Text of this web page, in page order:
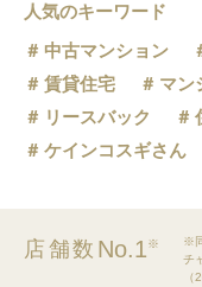
人気のキーワード
中古マンション
賃貸住宅
マン
リースバック
ケインコスギさん
店舗数 No.1※
※
チ